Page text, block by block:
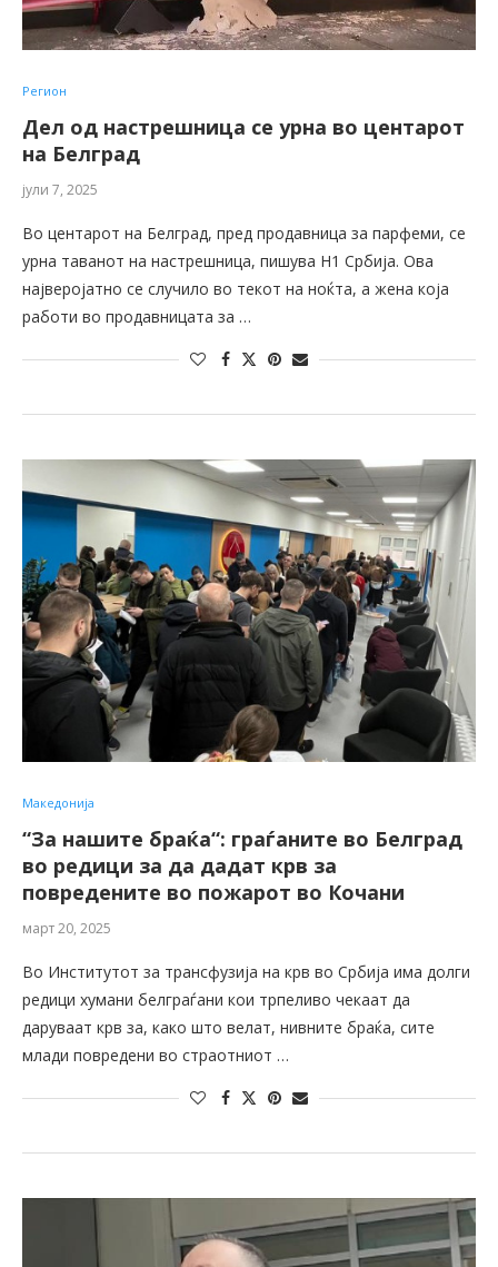
Регион
Дел од настрешница се урна во центарот
на Белград
јули 7, 2025
Во центарот на Белград, пред продавница за парфеми, се
урна таванот на настрешница, пишува Н1 Србија. Ова
најверојатно се случило во текот на ноќта, а жена која
работи во продавницата за …
Македонија
“За нашите браќа“: граѓаните во Белград
во редици за да дадат крв за
повредените во пожарот во Кочани
март 20, 2025
Во Институтот за трансфузија на крв во Србија има долги
редици хумани белграѓани кои трпеливо чекаат да
даруваат крв за, како што велат, нивните браќа, сите
млади повредени во страотниот …